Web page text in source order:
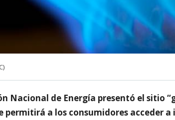
Nacional de Energía presentó el sitio
permitirá a los consumidores acceder